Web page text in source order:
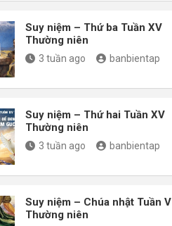
Suy niệm – Thứ ba Tuần XV
Thường niên
3 tuần ago banbientap
Suy niệm – Thứ hai Tuần XV
Thường niên
3 tuần ago banbientap
Suy niệm – Chúa nhật Tuần V
Thường niên